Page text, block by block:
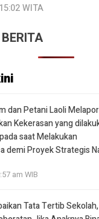
WITA
dan Petani Laoli
Kekerasan yang
saat Melakukan
demi Proyek Strategis
am WIB
Tata Tertib